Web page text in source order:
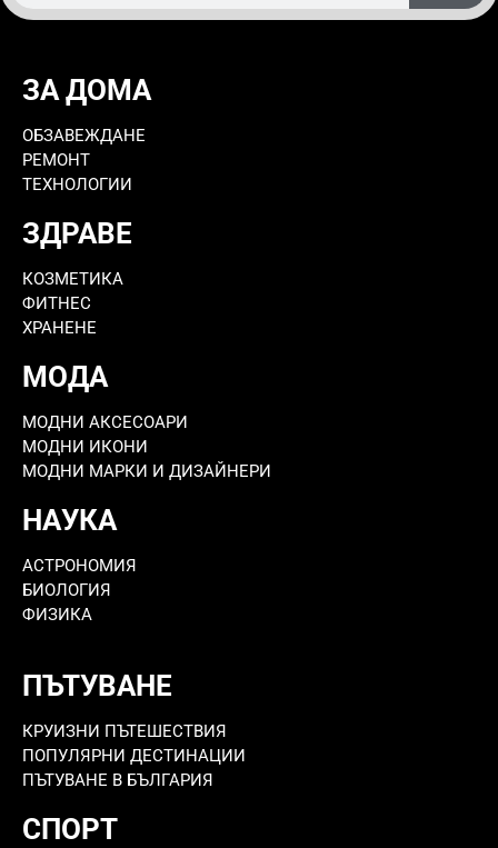
ЗА ДОМА
ОБЗАВЕЖДАНЕ
РЕМОНТ
ТЕХНОЛОГИИ
ЗДРАВЕ
КОЗМЕТИКА
ФИТНЕС
ХРАНЕНЕ
МОДА
МОДНИ АКСЕСОАРИ
МОДНИ ИКОНИ
МОДНИ МАРКИ И ДИЗАЙНЕРИ
НАУКА
АСТРОНОМИЯ
БИОЛОГИЯ
ФИЗИКА
ПЪТУВАНЕ
КРУИЗНИ ПЪТЕШЕСТВИЯ
ПОПУЛЯРНИ ДЕСТИНАЦИИ
ПЪТУВАНЕ В БЪЛГАРИЯ
СПОРТ